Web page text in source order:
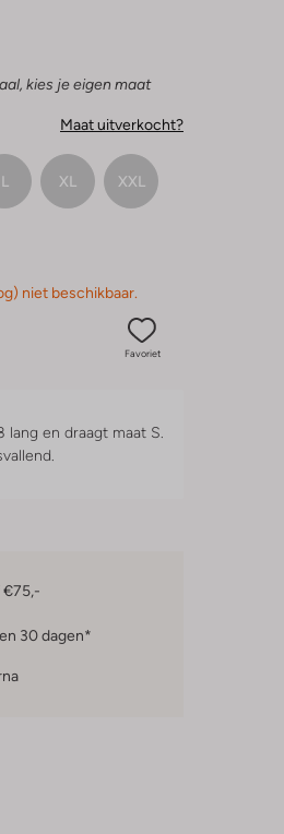
kies je eigen maat
Maat uitverkocht?
L XL XXL
niet beschikbaar.
Favoriet
lang en draagt maat S.
.
€75,-
30 dagen*